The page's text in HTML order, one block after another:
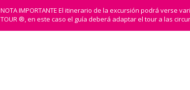
NOTA IMPORTANTE El itinerario de la excursión podrá verse
TOUR ®, en este caso el guía deberá adaptar el tour a las